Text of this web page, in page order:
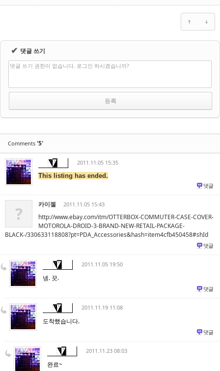
✔ 댓글 쓰기
댓글 쓰기 권한이 없습니다. 로그인 하시겠습니까?
Comments '5'
2011.11.05 15:35
This listing has ended.
댓글
? 카이젤 2011.11.05 15:43
http://www.ebay.com/itm/OTTERBOX-COMMUTER-CASE-COVER-
MOTOROLA-DROID-3-BRAND-NEW-RETAIL-PACKAGE-
BLACK-/330633118808?pt=PDA_Accessories&hash=item4cfb450458#shId
댓글
2011.11.05 19:50
넹. 끗.
댓글
2011.11.19 11:08
도착했습니다.
댓글
2011.11.23 08:03
완료~